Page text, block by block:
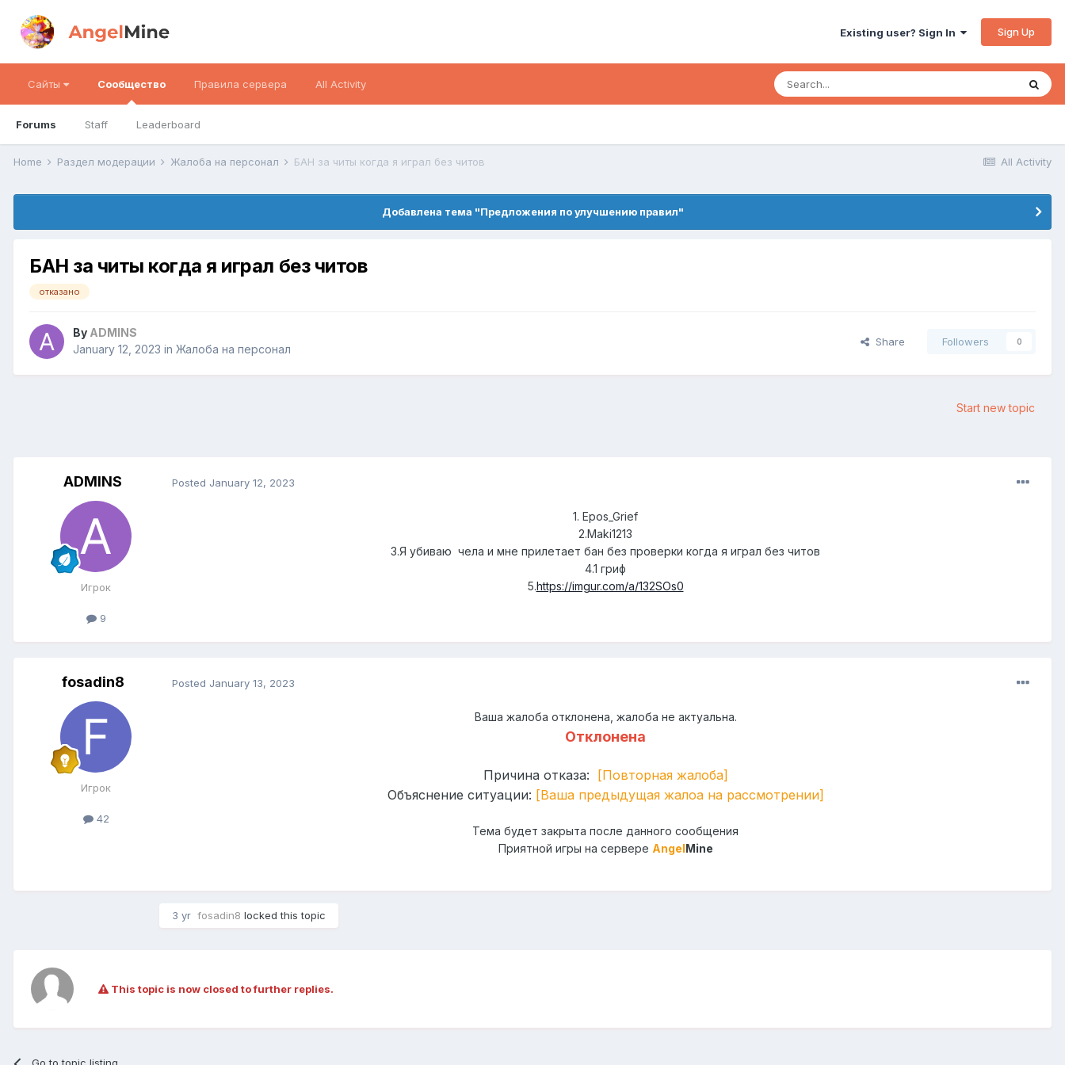
Existing user? Sign In Sign Up
Сайты Сообщество
Forums Staff Leaderboard
Правила сервера All Activity
All Activity
Home Раздел модерации Жалоба на персонал БАН за читы когда я играл без читов
Добавлена тема "Предложения по улучшению правил"
БАН за читы когда я играл без читов
отказано
By ADMINS
January 12, 2023 in Жалоба на персонал
Share Followers 0
Start new topic
ADMINS
Игрок
9
Posted January 12, 2023
1. Epos_Grief
2.Maki1213
3.Я убиваю чела и мне прилетает бан без проверки когда я играл без читов
4.1 гриф
5.https://imgur.com/a/132SOs0
fosadin8
Игрок
42
Posted January 13, 2023
Ваша жалоба отклонена, жалоба не актуальна.
Отклонена
Причина отказа:
[Повторная жалоба]
Объяснение ситуации: [Ваша предыдущая жалоа на рассмотрении]
Тема будет закрыта после данного сообщения
Приятной игры на сервере AngelMine
3 yr fosadin8 locked this topic
This topic is now closed to further replies.